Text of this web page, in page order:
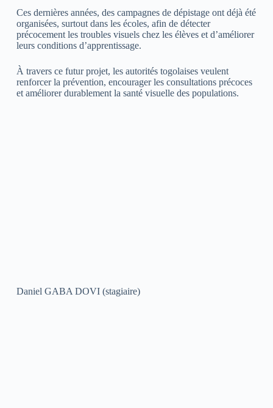
Ces dernières années, des campagnes de dépistage ont déjà été
organisées, surtout dans les écoles, afin de détecter
précocement les troubles visuels chez les élèves et d’améliorer
leurs conditions d’apprentissage.
À travers ce futur projet, les autorités togolaises veulent
renforcer la prévention, encourager les consultations précoces
et améliorer durablement la santé visuelle des populations.
Daniel GABA DOVI (stagiaire)